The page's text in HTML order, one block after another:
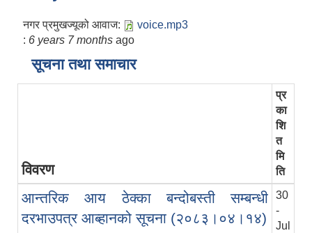
नगर प्रमुखज्यूको आवाज:
voice.mp3
: 6 years 7 months ago
सूचना तथा समाचार
विवरण
प्र
का
शि
त
मि
ति
आन्तरिक आय ठेक्का बन्दोबस्ती सम्बन्धी
दरभाउपत्र आब्हानको सूचना (२०८३।०४।१४)
30
-
Jul